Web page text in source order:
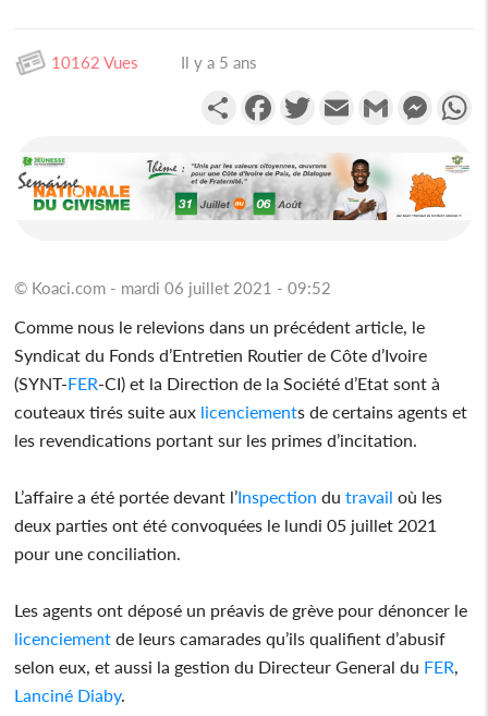
10162 Vues Il y a 5 ans
PartagerFacebookTwitterEmail Gmail
© Koaci.com - mardi 06 juillet 2021 - 09:52
Comme nous le relevions dans un précédent article, le
Syndicat du Fonds d’Entretien Routier de Côte d’Ivoire
(SYNT-FER-CI) et la Direction de la Société d’Etat sont à
couteaux tirés suite aux licenciements de certains agents et
les revendications portant sur les primes d’incitation.
L’affaire a été portée devant l’Inspection dutravail où les
deux parties ont été convoquées le lundi 05 juillet 2021
pour une conciliation.
Les agents ont déposé un préavis de grève pour dénoncer le
licenciement de leurs camarades qu’ils qualifient d’abusif
selon eux, et aussi la gestion du Directeur General du FER,
Lanciné Diaby.